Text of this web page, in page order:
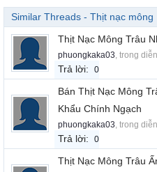
Similar Threads - Thịt nạc mông
Thịt Nạc Mông Trâu
phuongkaka03, trong
Trả lời: 0
Bán Thịt Nạc Mông
Khẩu Chính Ngạch
phuongkaka03, trong
Trả lời: 0
Thịt Nạc Mông Trâu